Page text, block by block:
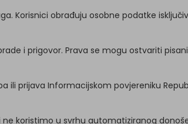
Korisnici obrađuju osobne podatke
i prigovor. Prava se mogu ostvariti
ili prijava Informacijskom povjereniku
koristimo u svrhu automatiziranog